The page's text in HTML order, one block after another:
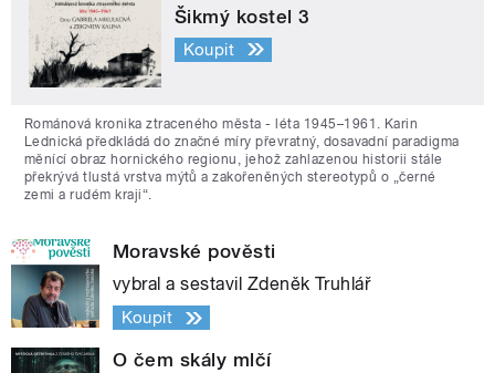
Šikmý kostel 3
Koupit
Románová kronika ztraceného města - léta 1945–1961. Karin
Lednická předkládá do značné míry převratný, dosavadní paradigma
měnící obraz hornického regionu, jehož zahlazenou historii stále
překrývá tlustá vrstva mýtů a zakořeněných stereotypů o „černé
zemi a rudém kraji“.
Moravské pověsti
vybral a sestavil Zdeněk Truhlář
Koupit
O čem skály mlčí